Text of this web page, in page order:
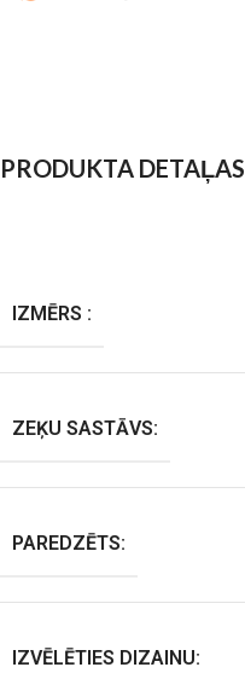
PRODUKTA DETAĻAS
IZMĒRS :
ZEĶU SASTĀVS:
PAREDZĒTS:
IZVĒLĒTIES DIZAINU: